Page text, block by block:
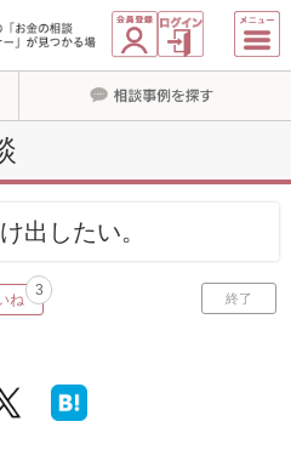
出したい。
ね
3 終了